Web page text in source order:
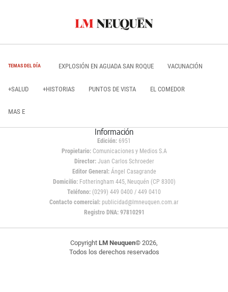
TEMAS DEL DÍA EXPLOSIÓN EN AGUADA SAN ROQUE VACUNACIÓN
+SALUD +HISTORIAS PUNTOS DE VISTA EL COMEDOR
MAS E
Información
Edición: 6951
Propietario:Comunicaciones y Medios S.A
Director: Juan Carlos Schroeder
Editor General:Ángel Casagrande
Domicilio:Fotheringham 445, Neuquén (CP 8300)
Teléfono: (0299) 449 0400 / 449 0410
Contacto comercial: publicidad@lmneuquen.com.ar
Registro DNA: 97810291
Copyright LM Neuquen© 2026,
Todos los derechos reservados